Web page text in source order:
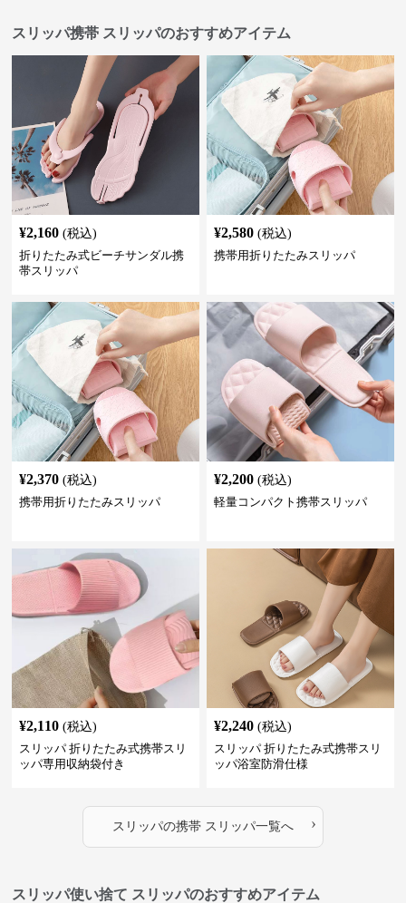
スリッパ携帯 スリッパのおすすめアイテム
¥2,160 (税込)
折りたたみ式ビーチサンダル携
帯スリッパ
¥2,580 (税込)
携帯用折りたたみスリッパ
¥2,370 (税込)
携帯用折りたたみスリッパ
¥2,200 (税込)
軽量コンパクト携帯スリッパ
¥2,110 (税込)
スリッパ 折りたたみ式携帯スリ
ッパ専用収納袋付き
¥2,240 (税込)
スリッパ 折りたたみ式携帯スリ
ッパ浴室防滑仕様
スリッパの携帯 スリッパ一覧へ ›
スリッパ使い捨て スリッパのおすすめアイテム